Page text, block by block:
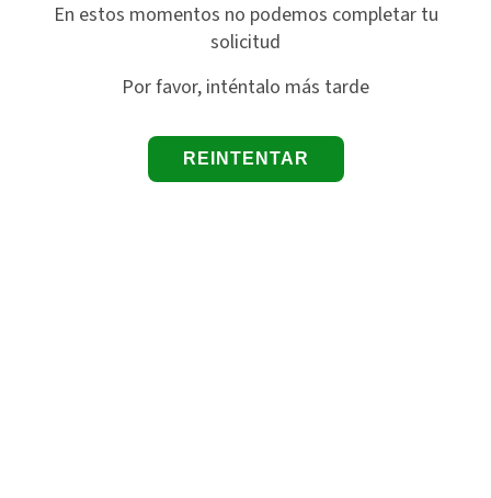
En estos momentos no podemos completar tu
solicitud
Por favor, inténtalo más tarde
REINTENTAR